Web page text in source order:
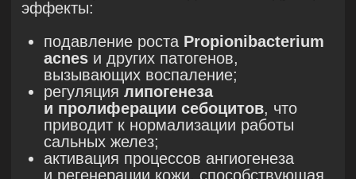
• Сокращение кожного лоскута
• Запуск процессов репарации.
05
Материалы и методы